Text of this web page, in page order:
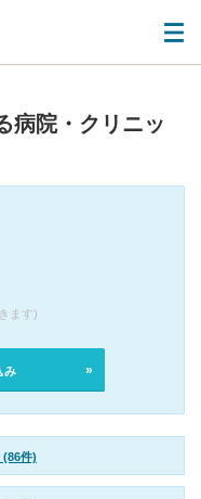
病院・クリニッ
ます)
み
(86件)